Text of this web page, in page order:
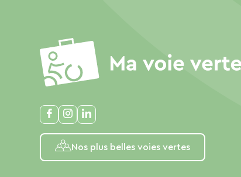
Nos plus belles voies vertes